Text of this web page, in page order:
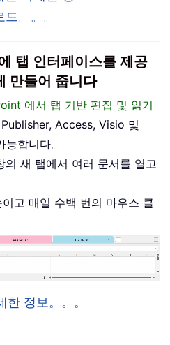
。。。
탭 인터페이스를 제공
만들어 줍니다
에서 탭 기반 편집 및 읽기
Access, Visio 및
합니다。
의 새 탭에서 여러 문서를 열고
고 매일 수백 번의 마우스 클
정보。。。